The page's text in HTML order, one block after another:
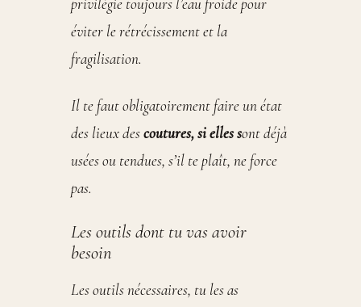
privilégie toujours l’eau froide pour
éviter le rétrécissement et la
fragilisation.
Il te faut obligatoirement faire un état
des lieux descoutures, si elles sont déjà
usées ou tendues, s’il te plaît, ne force
pas.
Les outils dont tu vas avoir
besoin
Les outils nécessaires, tu les as